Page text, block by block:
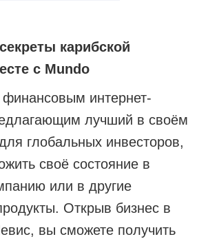
карибской
с Mundo
интернет-
лучший в своём
глобальных инвесторов,
своё состояние в
или в другие
Открыв бизнес в
вы сможете получить